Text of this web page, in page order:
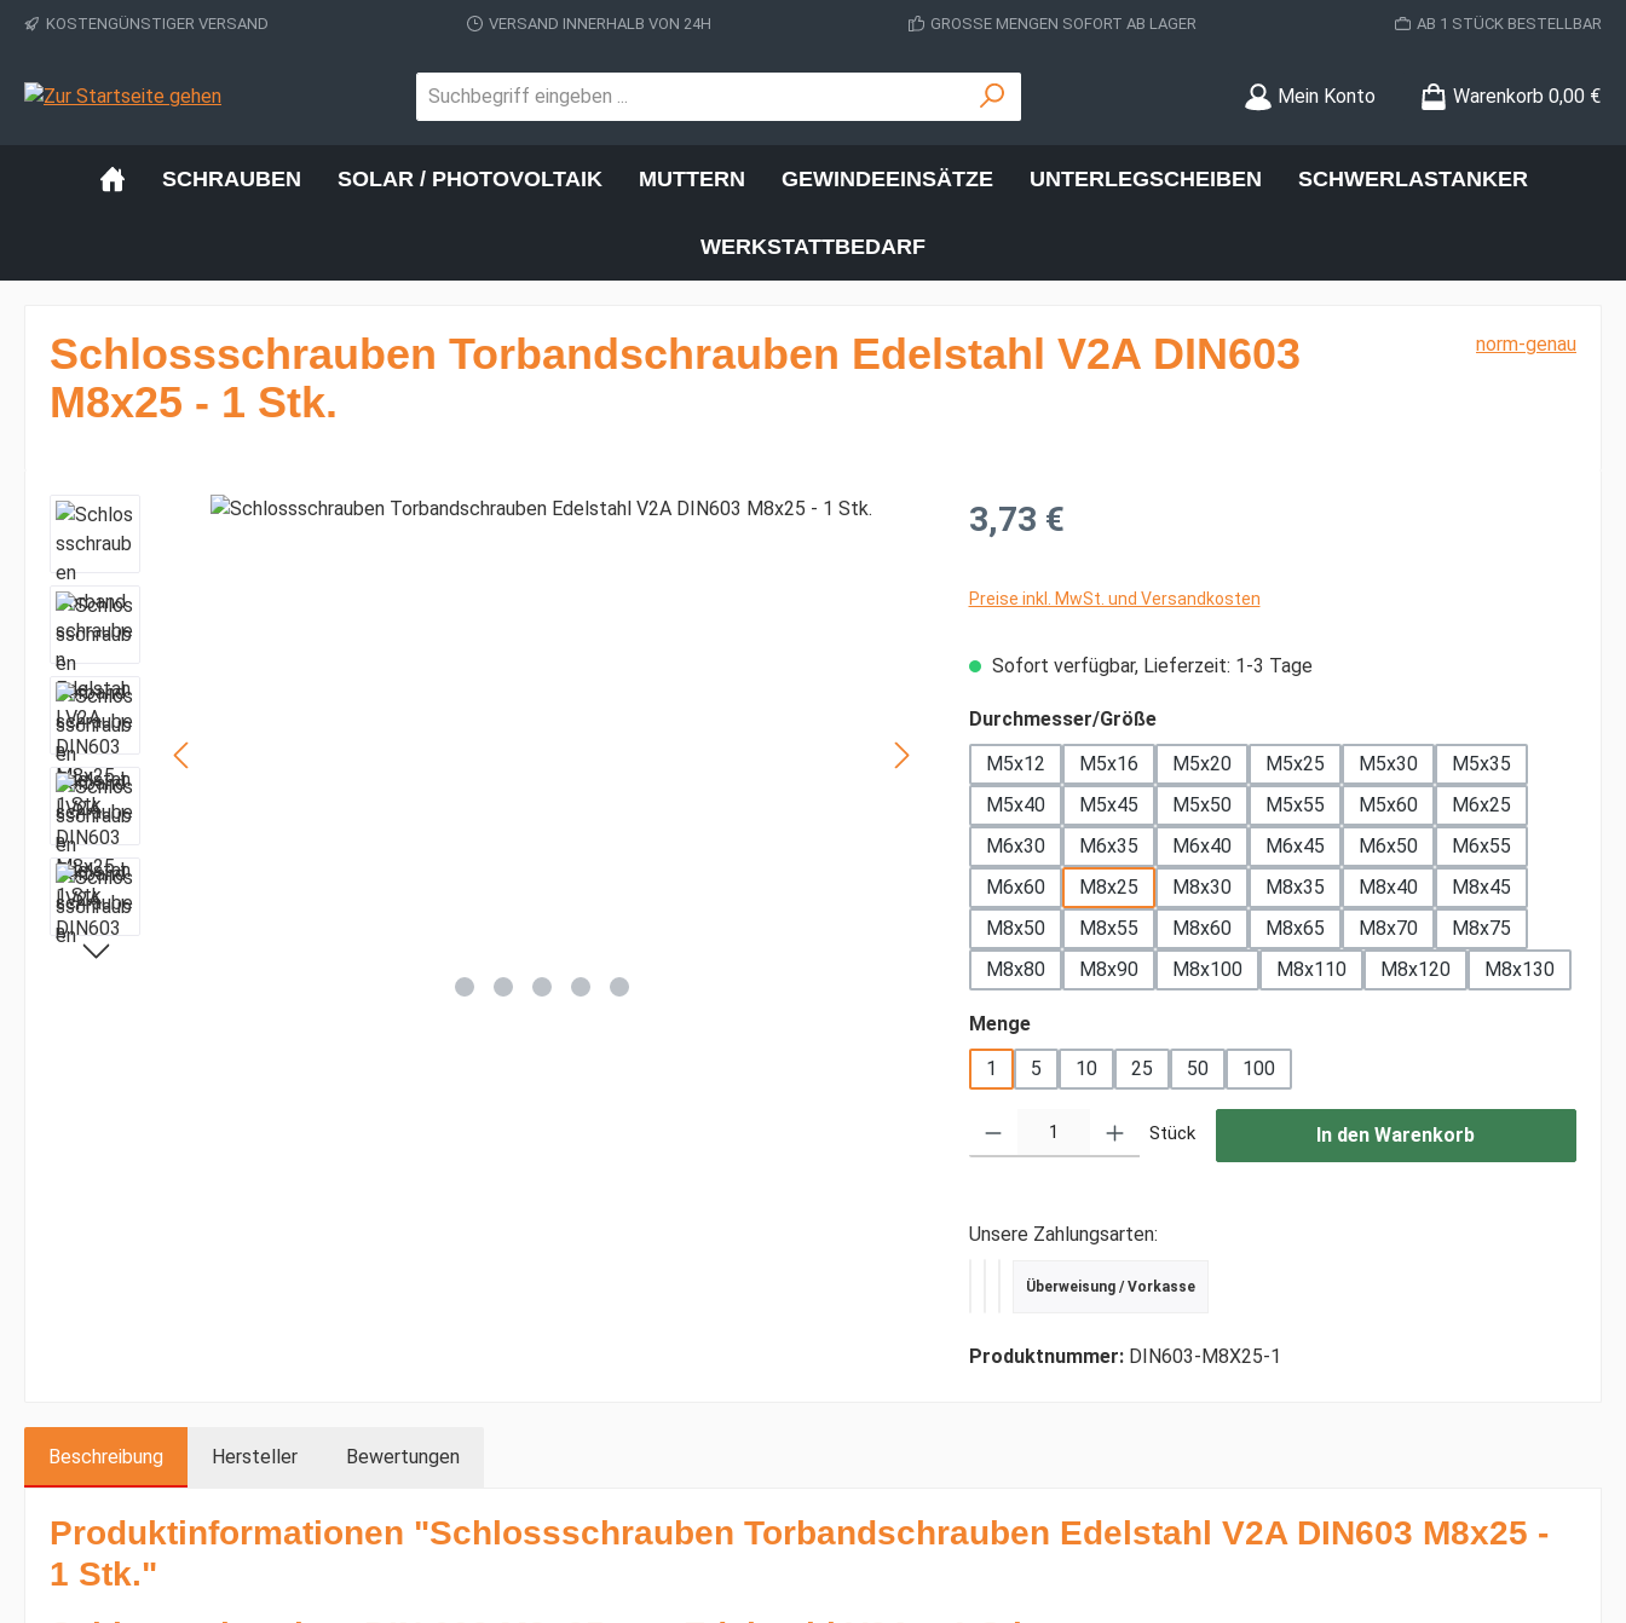
Hauptinhalt springen
Zur Suche springen
Zur Hauptnavigation springen
KOSTENGÜNSTIGER VERSAND VERSAND INNERHALB VON 24H GROSSE MENGEN SOFORT AB LAGER AB 1 STÜCK BESTELLBAR
Mein Konto Warenkorb 0,00 €
SCHRAUBEN SOLAR / PHOTOVOLTAIK MUTTERN GEWINDEEINSÄTZE UNTERLEGSCHEIBEN SCHWERLASTANKER
WERKSTATTBEDARF
Schlossschrauben Torbandschrauben Edelstahl V2A DIN603
M8x25 - 1 Stk.
norm-genau
Bildergalerie überspringen Regulärer Preis:
3,73 €
Preise inkl. MwSt. und Versandkosten
Sofort verfügbar, Lieferzeit: 1-3 Tage
Durchmesser/Größeauswählen
M5x12
M5x16 M5x20 M5x25 M5x30
M5x35
M5x40
M5x45 M5x50 M5x55 M5x60
M6x25
M6x30
M6x35 M6x40 M6x45 M6x50
M6x55
M6x60
M8x25 M8x30 M8x35 M8x40
M8x45
M8x50
M8x55 M8x60 M8x65 M8x70
M8x75
M8x80
M8x90 M8x100 M8x110 M8x120 M8x130
Mengeauswählen
1
5 10 25 50 100
Stück In den Warenkorb
Unsere Zahlungsarten:
Überweisung / Vorkasse
Produktnummer: DIN603-M8X25-1
Beschreibung Hersteller Bewertungen
Produktinformationen "Schlossschrauben Torbandschrauben Edelstahl V2A DIN603 M8x25 -
1 Stk."